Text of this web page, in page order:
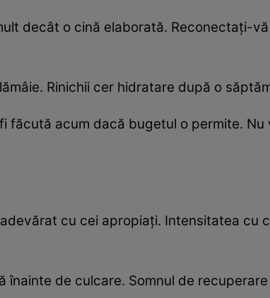
decât o cină elaborată. Reconectați-
Rinichii cer hidratare după o
făcută acum dacă bugetul o permite. Nu
cu cei apropiați. Intensitatea cu
de culcare. Somnul de